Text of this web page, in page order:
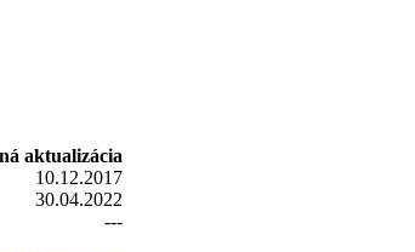
aktualizácia
10.12.2017
30.04.2022
---